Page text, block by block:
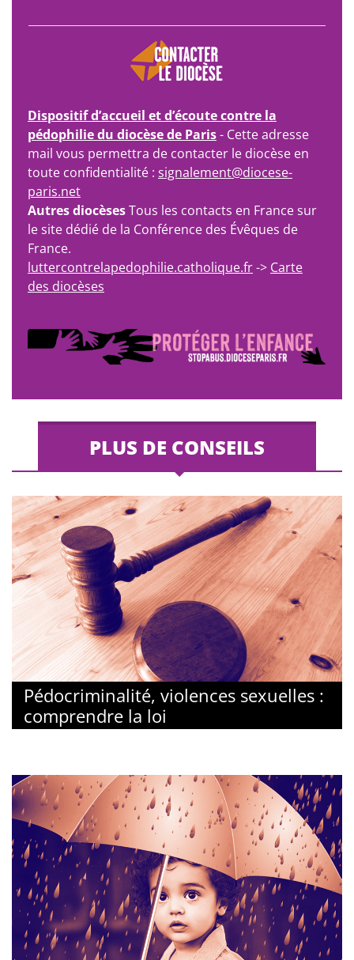
Dispositif d’accueil et d’écoute contre la
pédophilie du diocèse de Paris- Cette adresse
mail vous permettra de contacter le diocèse en
toute confidentialité : signalement@diocese-
paris.net
Autres diocèsesTous les contacts en France sur
le site dédié de la Conférence des Évêques de
France.
luttercontrelapedophilie.catholique.fr-> Carte
des diocèses
PLUS DE CONSEILS
Pédocriminalité, violences sexuelles :
comprendre la loi